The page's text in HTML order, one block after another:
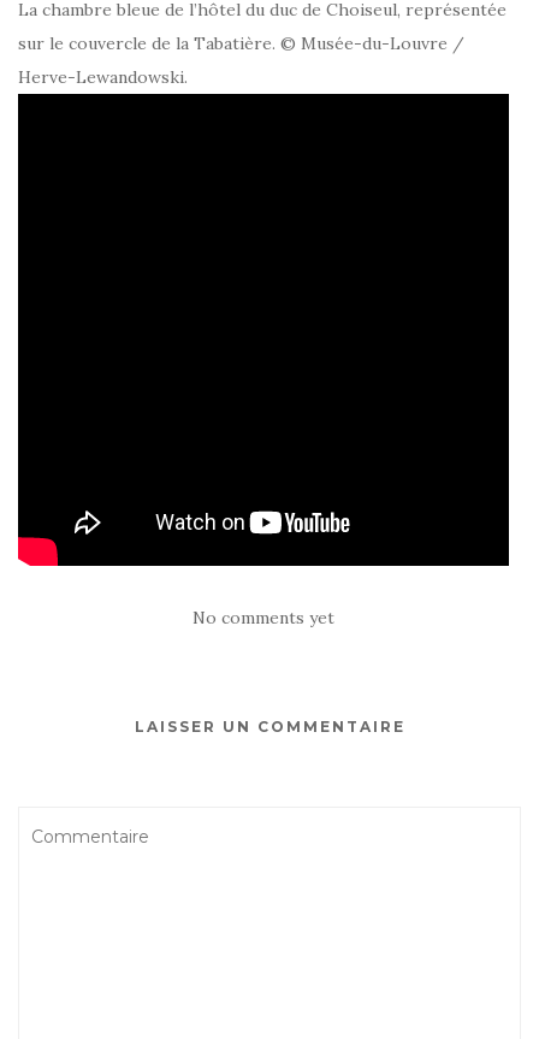
La chambre bleue de l’hôtel du duc de Choiseul, représentée
sur le couvercle de la Tabatière. © Musée-du-Louvre /
Herve-Lewandowski.
No comments yet
LAISSER UN COMMENTAIRE